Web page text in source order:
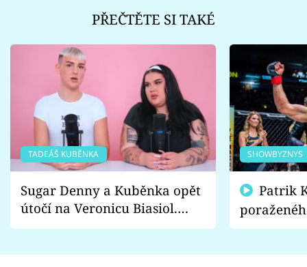
PŘEČTĚTE SI TAKÉ
TADEÁŠ KUBĚNKA
Sugar Denny a Kuběnka opět
útočí na Veronicu Biasiol.
Proč je podle nich falešná a
SHOWBYZNYS
fanoušci